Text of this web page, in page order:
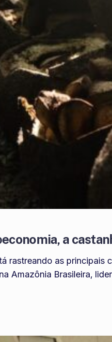
a
rastreando as
Amazônia Brasileira,